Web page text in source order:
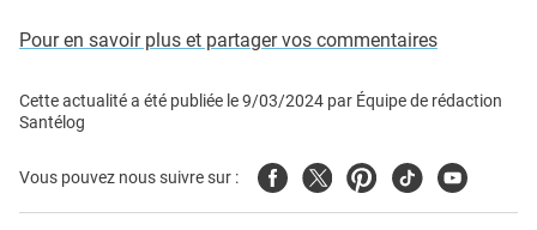
Pour en savoir plus et partager vos commentaires
Cette actualité a été publiée le9/03/2024 par Équipe de rédaction
Santélog
Vous pouvez nous suivre sur : FacebookTwitterPinterest
TiktokYoutube